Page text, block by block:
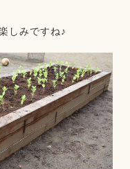
しみですね♪